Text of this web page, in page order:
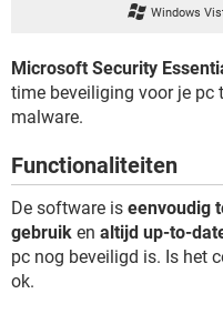
GRATIS
TIKTOK
Windows
Microsoft Security
time beveiliging voor je pc
malware.
Functionaliteiten
De software is eenvoudig
gebruik en altijd up-to-
pc nog beveiligd is. Is het
ok.